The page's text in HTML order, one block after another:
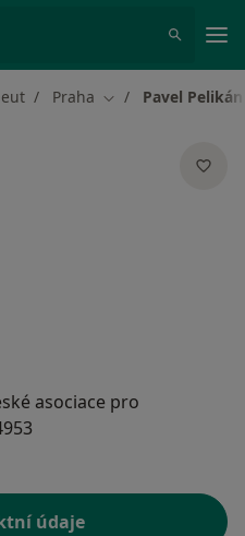
Praha Změna města
Pavel Pelikán
asociace pro
údaje